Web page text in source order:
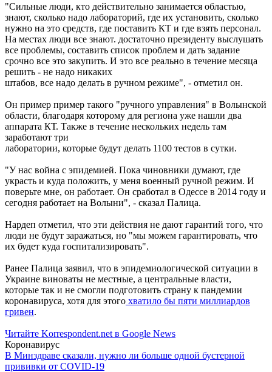
"Сильные люди, кто действительно занимается областью,
знают, сколько надо лабораторий, где их установить, сколько
нужно на это средств, где поставить КТ и где взять персонал.
На местах люди все знают. достаточно президенту выслушать
все проблемы, составить список проблем и дать задание
срочно все это закупить. И это все реально в течение месяца
решить - не надо никаких
штабов, все надо делать в ручном режиме", - отметил он.
Он пример пример такого "ручного управления" в Волынской
области, благодаря которому для региона уже нашли два
аппарата КТ. Также в течение нескольких недель там
заработают три
лаборатории, которые будут делать 1100 тестов в сутки.
"У нас война с эпидемией. Пока чиновники думают, где
украсть и куда положить, у меня военный ручной режим. И
поверьте мне, он работает. Он сработал в Одессе в 2014 году и
сегодня работает на Волыни", - сказал Палица.
Нардеп отметил, что эти действия не дают гарантий того, что
люди не будут заражаться, но "мы можем гарантировать, что
их будет куда госпитализировать".
Ранее Палица заявил, что в эпидемиологической ситуации в
Украине виноваты не местные, а центральные власти,
которые так и не смогли подготовить страну к пандемии
коронавируса, хотя для этого хватило бы пяти миллиардов
гривен.
Читайте Korrespondent.net в Google News
Коронавирус
В Минздраве сказали, нужно ли больше одной бустерной
прививки от COVID-19